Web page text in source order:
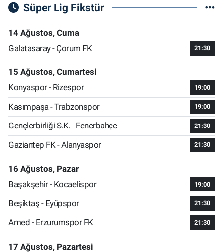
Süper Lig Fikstür
14 Ağustos, Cuma
Galatasaray - Çorum FK
21:30
15 Ağustos, Cumartesi
Konyaspor - Rizespor
19:00
Kasımpaşa - Trabzonspor 19:00
Gençlerbirliği S.K. - Fenerbahçe 21:30
Gaziantep FK - Alanyaspor 21:30
16 Ağustos, Pazar
Başakşehir - Kocaelispor
19:00
Beşiktaş - Eyüpspor 21:30
Amed - Erzurumspor FK 21:30
17 Ağustos, Pazartesi